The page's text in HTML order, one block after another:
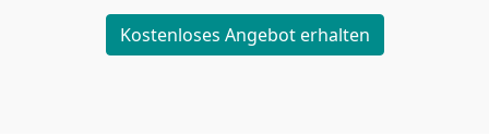
Kostenloses Angebot erhalten